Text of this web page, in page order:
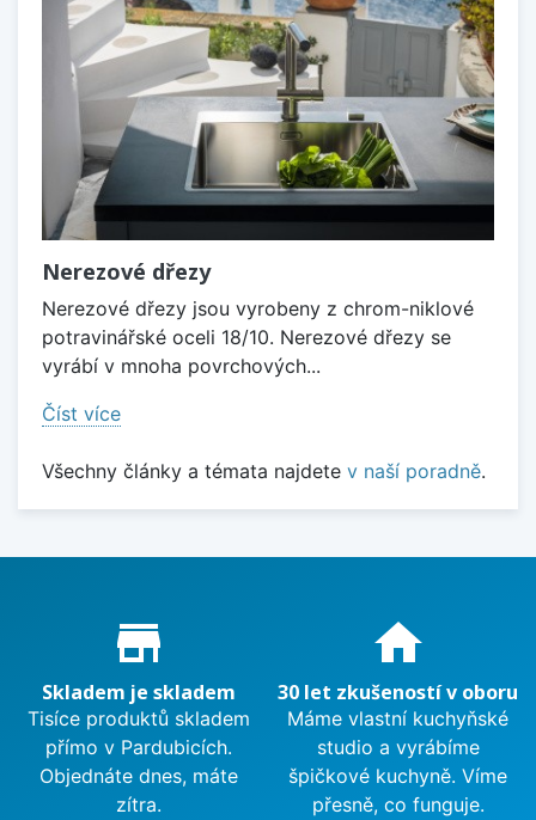
Nerezové dřezy
Nerezové dřezy jsou vyrobeny z chrom-niklové
potravinářské oceli 18/10. Nerezové dřezy se
vyrábí v mnoha povrchových...
Číst více
Všechny články a témata najdete v naší poradně.
Proč nakupovat u nás?
store_mall_directory
Skladem je skladem
Tisíce produktů skladem
přímo v Pardubicích.
Objednáte dnes, máte
zítra.
home
30 let zkušeností v oboru
Máme vlastní kuchyňské
studio a vyrábíme
špičkové kuchyně. Víme
přesně, co funguje.